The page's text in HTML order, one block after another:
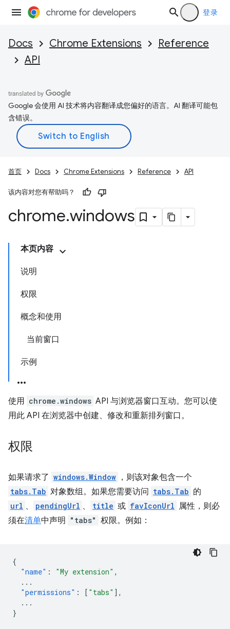
登录
Docs Chrome Extensions
Reference
API
Google 会使用 AI 技术将内容翻译成您偏好的语言。AI 翻译可能包
含错误。
首页 Docs Chrome Extensions Reference API
该内容对您有帮助吗？
chrome.windows
本页内容
说明
权限
概念和使用
当前窗口
示例
使用 chrome.windows API 与浏览器窗口互动。您可以使
用此 API 在浏览器中创建、修改和重新排列窗口。
权限
如果请求了 windows.Window ，则该对象包含一个
tabs.Tab 对象数组。如果您需要访问 tabs.Tab 的
url 、 pendingUrl 、 title 或 favIconUrl 属性，则必
须在清单中声明 "tabs" 权限。例如：
{
"name" : "My extension" ,
...
"permissions" : [ "tabs" ],
...
}